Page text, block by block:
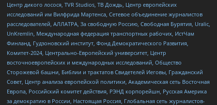
Центр дикого лосося, TVR Studios, ТВ Дождь, Центр европейских
исследований им Вилфрида Мартенса, Сетевое объединение журналистов
расследователей, АЛЛАТРА, За свободную Россию, Свободная Бурятия, Uralic,
UnKremlin, Международная федерация транспортных рабочих, ИстЧам
Финланд, Гудзоновский институт, Фонд Демократического Развития,
Комитет-2024, Центрально-Европейский университет, Центр
восточноевропейских и международных исследований, Общество
Сторожевой башни, Библии и трактатов Свидетелей Иеговы, Гражданский
Совет, Центр анализа европейской политики, Академическая сеть Восточная
Европа, Российский комитет действия, РЭНД корпорейшн, Русская Америка
за демократию в России, Настоящая Россия, Глобальная сеть журналистов-